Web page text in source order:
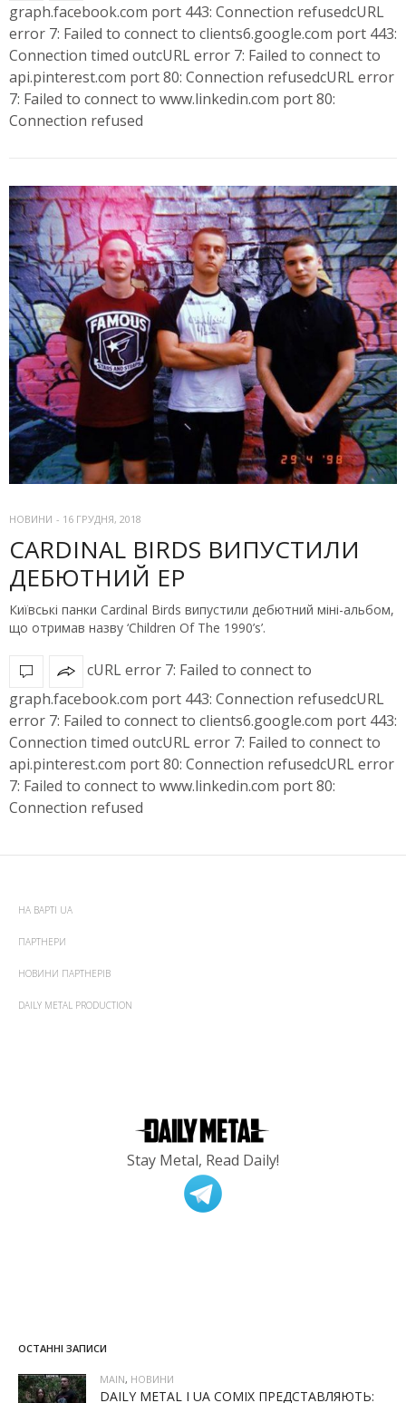
graph.facebook.com port 443: Connection refusedcURL
error 7: Failed to connect to clients6.google.com port 443:
Connection timed outcURL error 7: Failed to connect to
api.pinterest.com port 80: Connection refusedcURL error
7: Failed to connect to www.linkedin.com port 80:
Connection refused
НОВИНИ - 16 ГРУДНЯ, 2018
CARDINAL BIRDS ВИПУСТИЛИ
ДЕБЮТНИЙ EP
Київські панки Cardinal Birds випустили дебютний міні-альбом,
що отримав назву ‘Children Of The 1990’s’.
cURL error 7: Failed to connect to
graph.facebook.com port 443: Connection refusedcURL
error 7: Failed to connect to clients6.google.com port 443:
Connection timed outcURL error 7: Failed to connect to
api.pinterest.com port 80: Connection refusedcURL error
7: Failed to connect to www.linkedin.com port 80:
Connection refused
НА ВАРТІ UA
ПАРТНЕРИ
НОВИНИ ПАРТНЕРІВ
DAILY METAL PRODUCTION
Stay Metal, Read Daily!
ОСТАННІ ЗАПИСИ
MAIN, НОВИНИ
DAILY METAL І UA COMIX ПРЕДСТАВЛЯЮТЬ: